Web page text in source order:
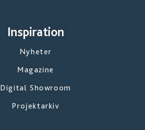
Inspiration
Nyheter
Magazine
Digital Showroom
Projektarkiv